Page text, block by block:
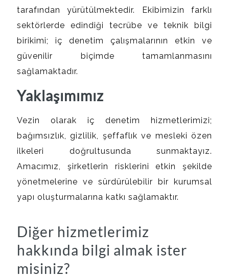
tarafından yürütülmektedir. Ekibimizin farklı
sektörlerde edindiği tecrübe ve teknik bilgi
birikimi; iç denetim çalışmalarının etkin ve
güvenilir biçimde tamamlanmasını
sağlamaktadır.
Yaklaşımımız
Vezin olarak iç denetim hizmetlerimizi;
bağımsızlık, gizlilik, şeffaflık ve mesleki özen
ilkeleri doğrultusunda sunmaktayız.
Amacımız, şirketlerin risklerini etkin şekilde
yönetmelerine ve sürdürülebilir bir kurumsal
yapı oluşturmalarına katkı sağlamaktır.
Diğer hizmetlerimiz
hakkında bilgi almak ister
misiniz?